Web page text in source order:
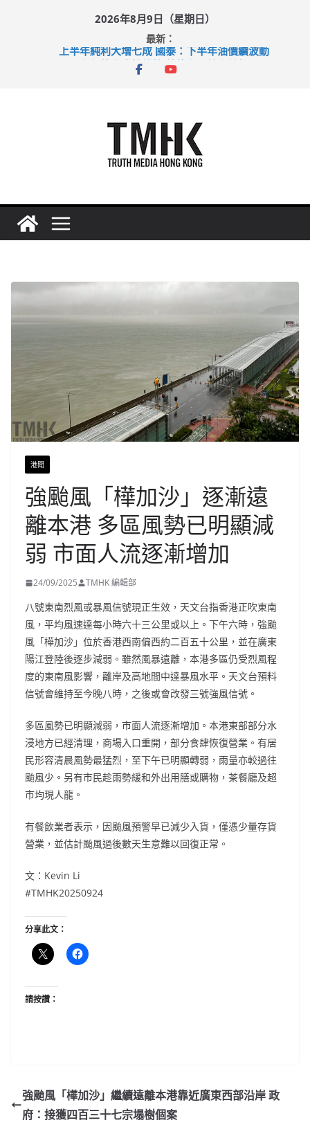
2026年8月9日（星期日）
最新：
上半年純利大增七成 國泰：下半年油價續波動
拜仁熱身賽挫維拉 啟德主場館奪錦標
港聞
強颱風「樺加沙」逐漸遠
離本港 多區風勢已明顯減
弱 市面人流逐漸增加
24/09/2025 TMHK 編輯部
八號東南烈風或暴風信號現正生效，天文台指香港正吹東南
風，平均風速達每小時六十三公里或以上。下午六時，強颱
風「樺加沙」位於香港西南偏西約二百五十公里，並在廣東
陽江登陸後逐步減弱。雖然風暴遠離，本港多區仍受烈風程
度的東南風影響，離岸及高地間中達暴風水平。天文台預料
信號會維持至今晚八時，之後或會改發三號強風信號。
多區風勢已明顯減弱，市面人流逐漸增加。本港東部部分水
浸地方已經清理，商場入口重開，部分食肆恢復營業。有居
民形容清晨風勢最猛烈，至下午已明顯轉弱，雨量亦較過往
颱風少。另有市民趁雨勢緩和外出用膳或購物，茶餐廳及超
市均現人龍。
有餐飲業者表示，因颱風預警早已減少入貨，僅憑少量存貨
營業，並估計颱風過後數天生意難以回復正常。
文：Kevin Li
#TMHK20250924
分享此文：
請按讚：
強颱風「樺加沙」繼續遠離本港靠近廣東西部沿岸 政
府：接獲四百三十七宗塌樹個案